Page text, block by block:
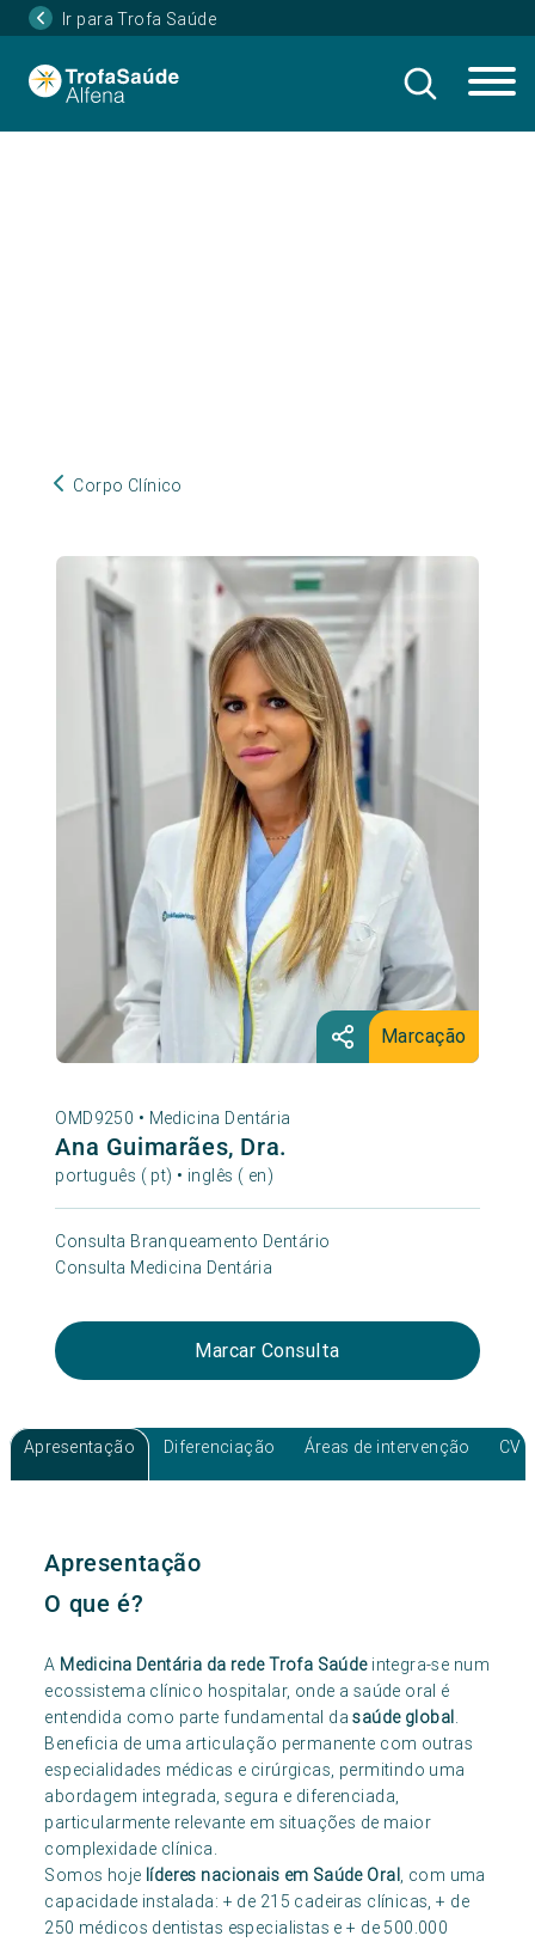
Ir para Trofa Saúde
Corpo Clínico
Marcação
OMD9250 • Medicina Dentária
Ana Guimarães, Dra.
português ( pt) • inglês ( en)
Consulta Branqueamento Dentário
Consulta Medicina Dentária
Marcar Consulta
Apresentação Diferenciação Áreas de intervenção CV
Apresentação
O que é?
A Medicina Dentária da rede Trofa Saúdeintegra-se num
ecossistema clínico hospitalar, onde a saúde oral é
entendida como parte fundamental dasaúde global .
Beneficia de uma articulação permanente com outras
especialidades médicas e cirúrgicas, permitindo uma
abordagem integrada, segura e diferenciada,
particularmente relevante em situações de maior
complexidade clínica.
Somos hoje líderes nacionais em Saúde Oral , com uma
capacidade instalada: + de 215 cadeiras clínicas, + de
250 médicos dentistas especialistas e + de 500.000